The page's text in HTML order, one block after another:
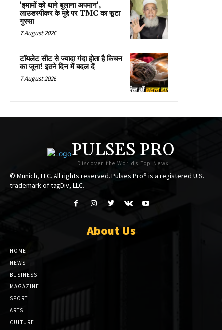
'इमामों को थाने बुलाना अपमान',
लाउडस्पीकर के मुद्दे पर TMC का फूटा
गुस्सा
7 August 2026
टॉयलेट सीट से ज्यादा गंदा होता है किचन
का जूना! इतने दिन में बदल दें
7 August 2026
PULSES PRO
Discover the Worlds Top News
© Munich, LLC. All rights reserved. Pulses Pro® is a registered U.S.
trademark of tagDiv, LLC.
About Us
HOME
NEWS
BUSINESS
MAGAZINE
SPORT
ARTS
CULTURE